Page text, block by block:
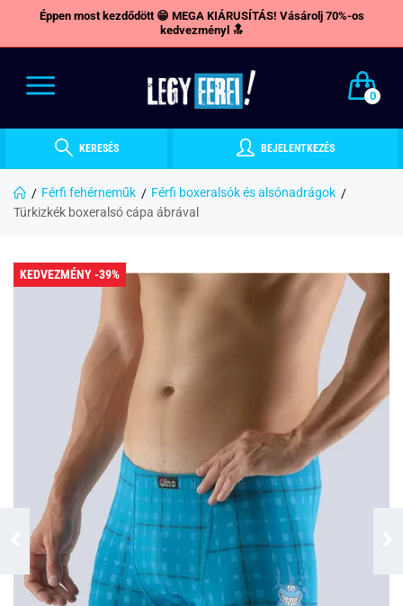
Éppen most kezdődött 😁 MEGA KIÁRUSÍTÁS! Vásárolj 70%-os
kedvezményl 🔝
0
KERESÉS BEJELENTKEZÉS
Férfi fehérneműk
Férfi boxeralsók és alsónadrágok
Türkizkék boxeralsó cápa ábrával
KEDVEZMÉNY -39%